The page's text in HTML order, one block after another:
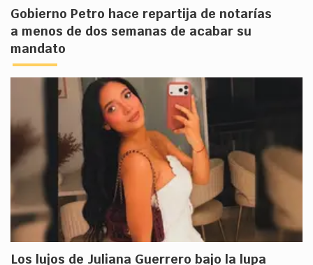
Gobierno Petro hace repartija de notarías
a menos de dos semanas de acabar su
mandato
Los lujos de Juliana Guerrero bajo la lupa